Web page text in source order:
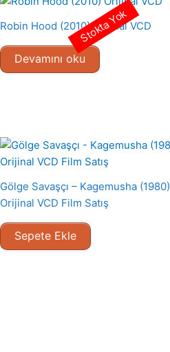
Robin Hood (2010) Orijinal VCD
Devamını oku
Stokta Yok
Gölge Savaşçı – Kagemusha (1980)
Orijinal VCD Film Satış
Sepete Ekle